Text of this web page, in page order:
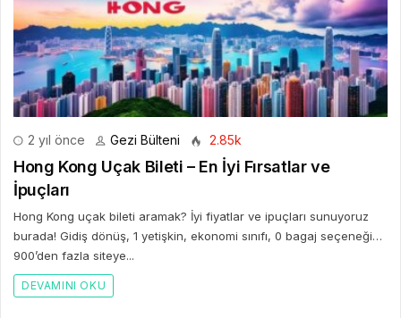
2 yıl önce Gezi Bülteni 2.85k
Hong Kong Uçak Bileti – En İyi Fırsatlar ve
İpuçları
Hong Kong uçak bileti aramak? İyi fiyatlar ve ipuçları sunuyoruz
burada! Gidiş dönüş, 1 yetişkin, ekonomi sınıfı, 0 bagaj seçeneği…
900’den fazla siteye...
DEVAMINI OKU